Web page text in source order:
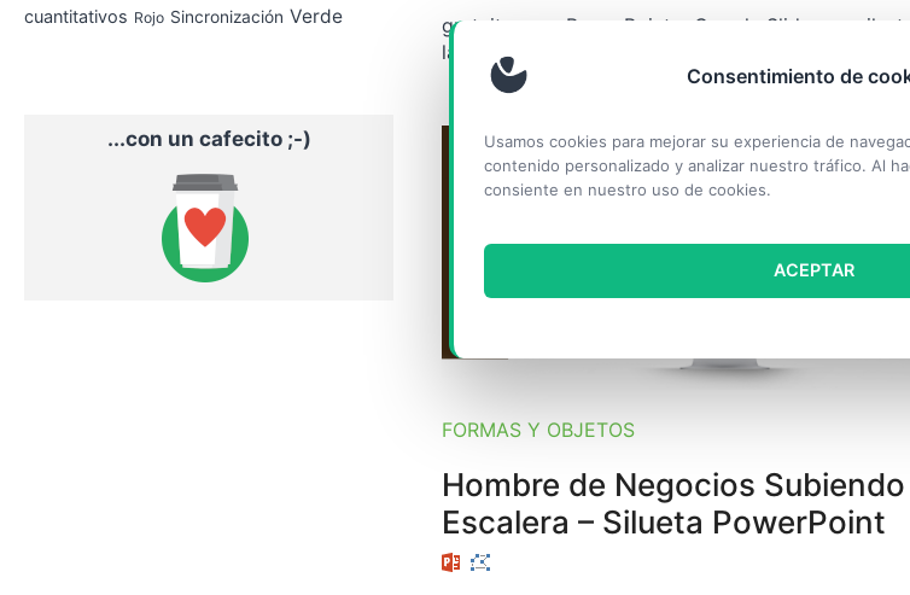
Consentimiento de
Usamos cookies para mejorar su experiencia de
contenido personalizado y analizar nuestro tráfico. Al
consiente en nuestro uso de cookies.
ACEPTAR
gratuita para PowerPoint y Google Slides con
laborales (18 en total).
FORMAS Y OBJETOS
Hombre de Negocios
Escalera – Silueta PowerPoint
cuantitativos Rojo Sincronización Verde
...con un cafecito ;-)